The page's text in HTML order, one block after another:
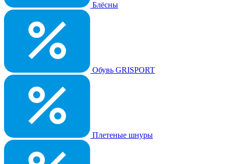
Блёсны
Обувь GRISPORT
Плетеные шнуры